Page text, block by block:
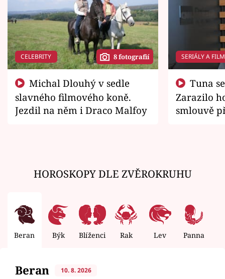
CELEBRITY 8 fotografií
slavného filmového koně.
Jezdil na něm i Draco Malfoy
SERIÁLY A
Zarazilo
smlouvě
HOROSKOPY DLE ZVĚROKRUHU
Beran Býk Blíženci Rak Lev Panna
Beran 10. 8. 2026